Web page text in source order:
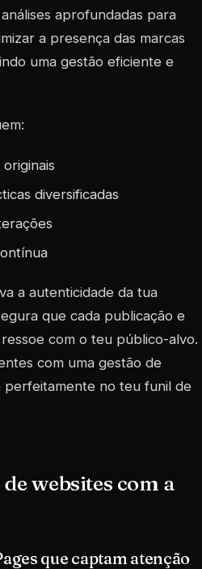
aprofundadas para
a presença das marcas
uma gestão eficiente e
diversificadas
a autenticidade da tua
que cada publicação e
com o teu público-alvo.
com uma gestão de
perfeitamente no teu funil de
websites com a
que captam atenção